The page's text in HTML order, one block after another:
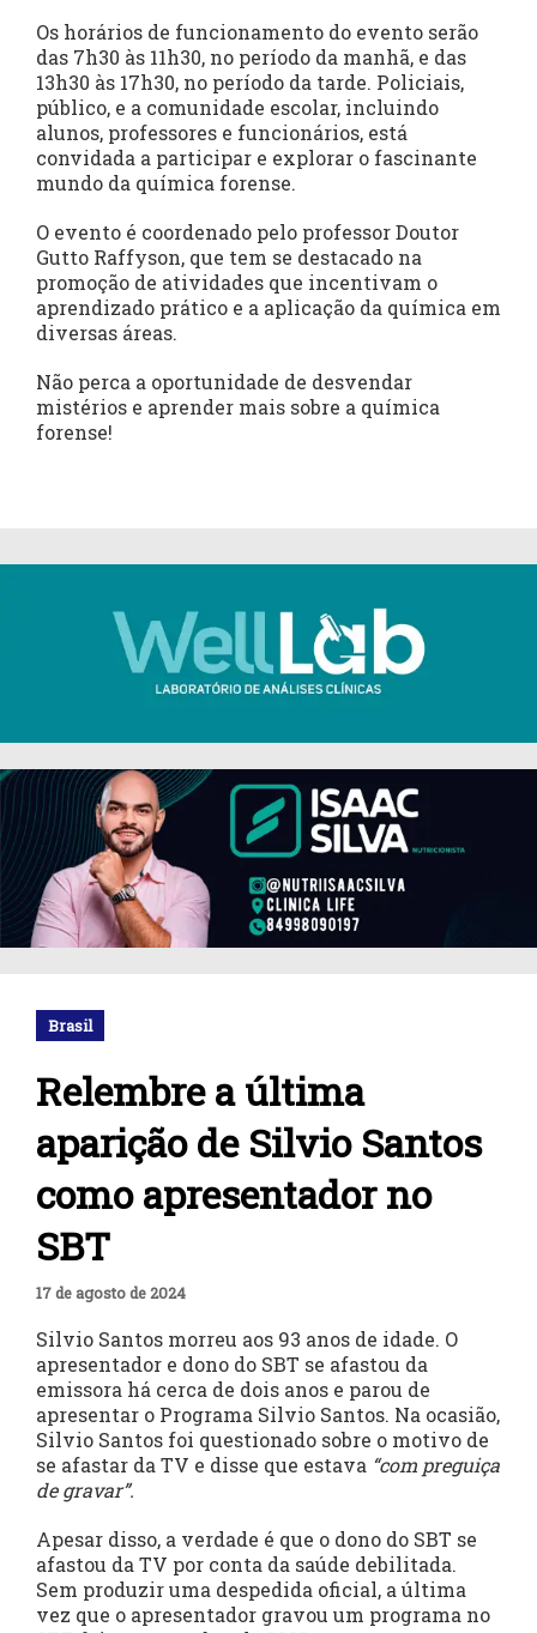
Os horários de funcionamento do evento serão
das 7h30 às 11h30, no período da manhã, e das
13h30 às 17h30, no período da tarde. Policiais,
público, e a comunidade escolar, incluindo
alunos, professores e funcionários, está
convidada a participar e explorar o fascinante
mundo da química forense.
O evento é coordenado pelo professor Doutor
Gutto Raffyson, que tem se destacado na
promoção de atividades que incentivam o
aprendizado prático e a aplicação da química em
diversas áreas.
Não perca a oportunidade de desvendar
mistérios e aprender mais sobre a química
forense!
Brasil
Relembre a última
aparição de Silvio Santos
como apresentador no
SBT
17 de agosto de 2024
Silvio Santos morreu aos 93 anos de idade. O
apresentador e dono do SBT se afastou da
emissora há cerca de dois anos e parou de
apresentar o Programa Silvio Santos. Na ocasião,
Silvio Santos foi questionado sobre o motivo de
se afastar da TV e disse que estava “com preguiça
de gravar”.
Apesar disso, a verdade é que o dono do SBT se
afastou da TV por conta da saúde debilitada.
Sem produzir uma despedida oficial, a última
vez que o apresentador gravou um programa no